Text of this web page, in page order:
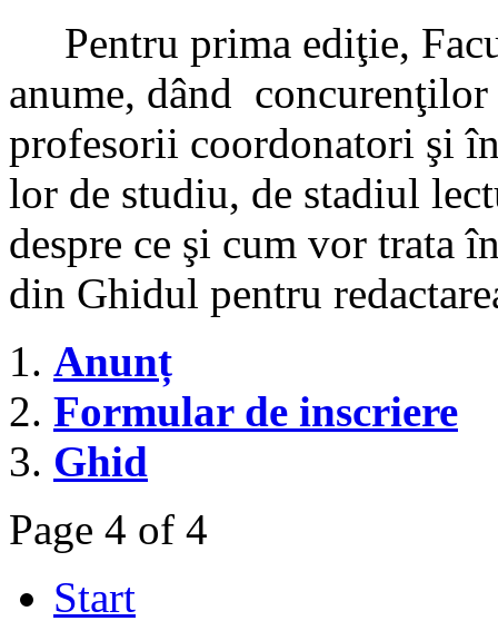
Pentru prima ediţie,
anume, dând
profesorii coordonatori şi
lor de studiu, de stadiul
despre ce şi cum vor trata
din Ghidul pentru
Anunț
Formular de inscriere
Ghid
Page 4 of 4
Start